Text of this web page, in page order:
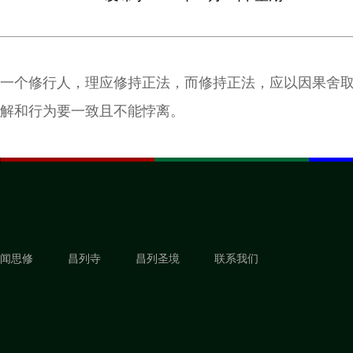
一个修行人，理应修持正法，而修持正法，应以因果舍
解和行为要一致且不能悖离。
闻思修 昌列寺 昌列圣境 联系我们